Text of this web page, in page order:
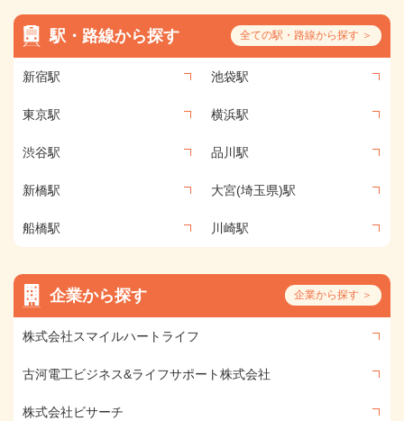
駅・路線から探す 全ての駅・路線から探す ＞
新宿駅 池袋駅
東京駅 横浜駅
渋谷駅 品川駅
新橋駅 大宮(埼玉県)駅
船橋駅 川崎駅
企業から探す 企業から探す ＞
株式会社スマイルハートライフ
古河電工ビジネス&ライフサポート株式会社
株式会社ビサーチ